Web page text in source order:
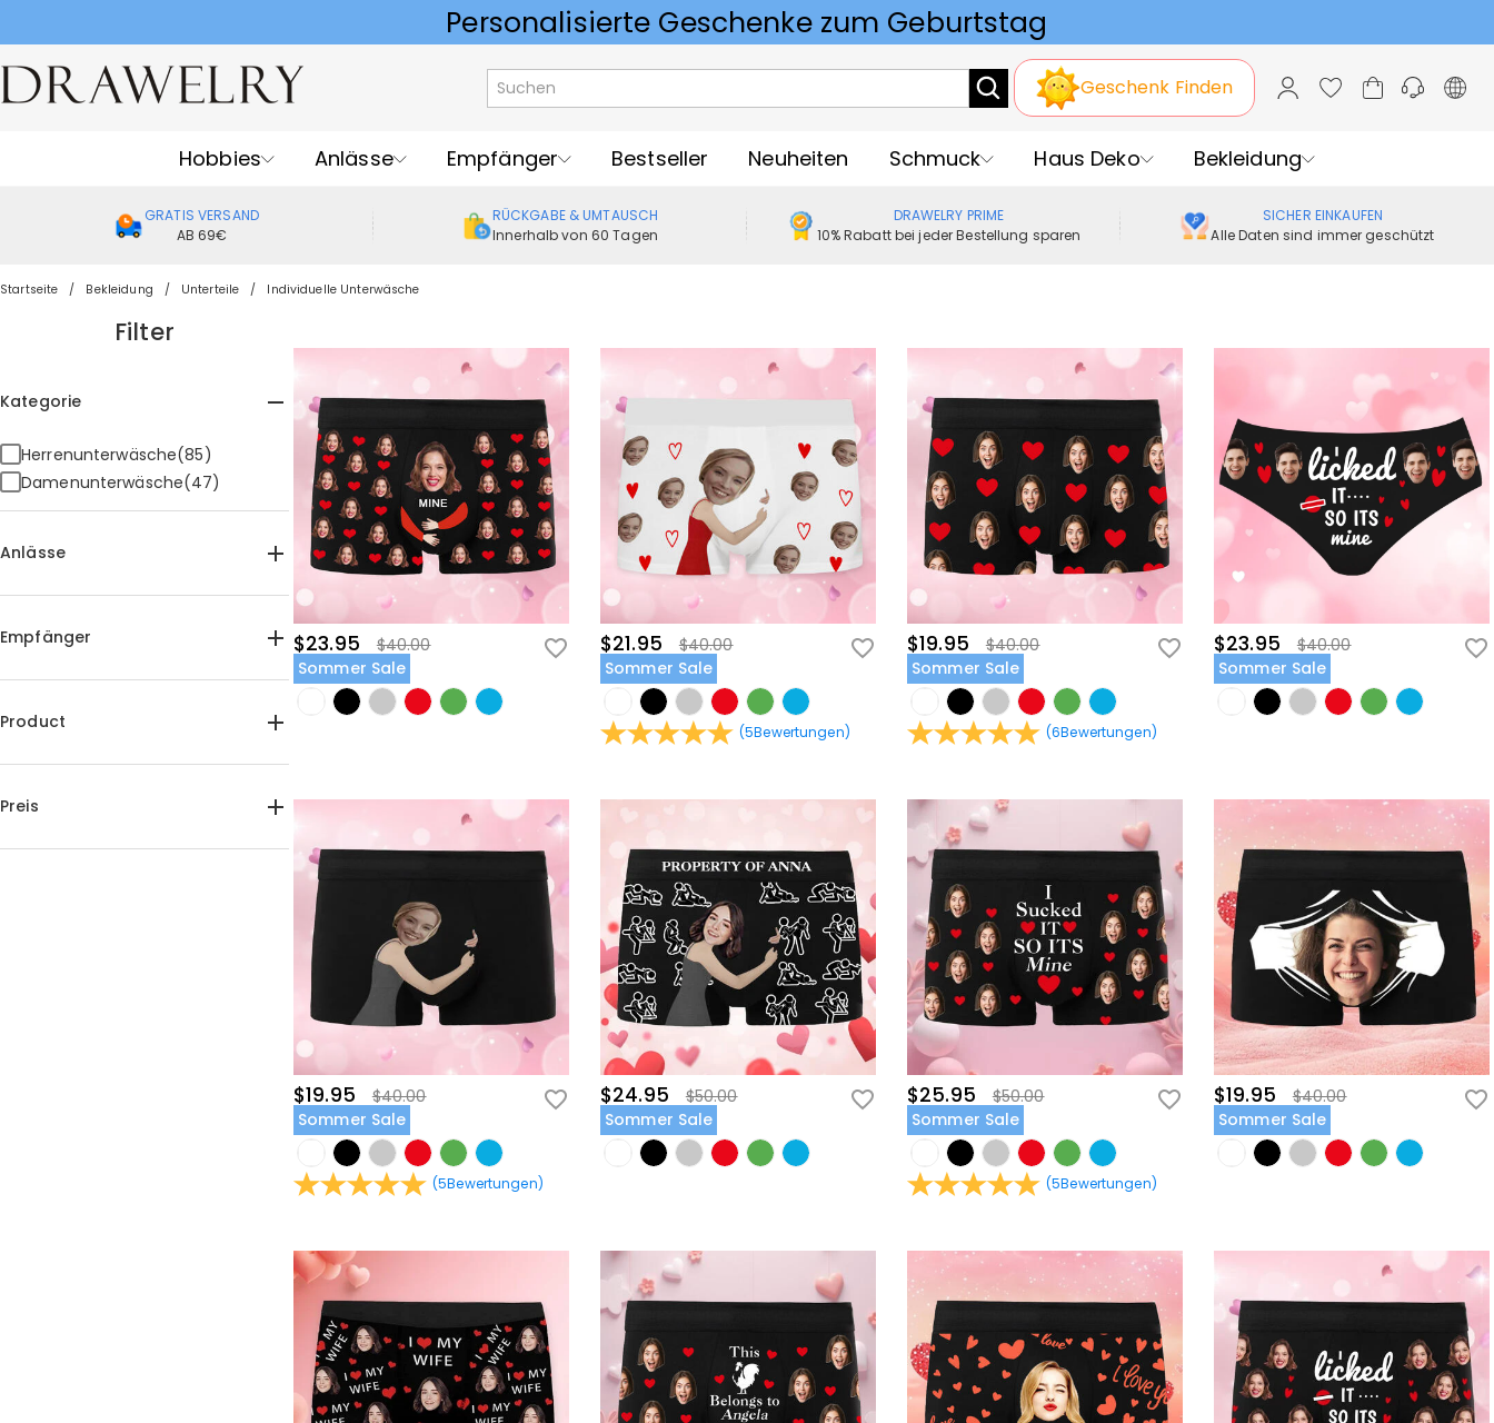
Vorlieben für Hochzeitsgeschenke
Geschenk Finden
Hobbies Anlässe Empfänger Bestseller Neuheiten Schmuck Haus Deko Bekleidung
GRATIS VERSAND
AB 69€
RÜCKGABE & UMTAUSCH
Innerhalb von 60 Tagen
DRAWELRY PRIME
10% Rabatt bei jeder Bestellung sparen
SICHER EINKAUFEN
Alle Daten sind immer geschützt
Startseite Bekleidung Unterteile Individuelle Unterwäsche
Filter
Kategorie
Herrenunterwäsche(85)
Damenunterwäsche(47)
Anlässe
Valentinstag(123)
Empfänger
Für Paare(119)
Product
Damenunterwäsche(43)
Preis
$23.95
$40.00
Sommer Sale
$21.95
$40.00
Sommer Sale
(5Bewertungen)
$19.95
$40.00
Sommer Sale
(6Bewertungen)
$23.95
$40.00
Sommer Sale
$19.95
$40.00
Sommer Sale
(5Bewertungen)
$24.95
$50.00
Sommer Sale
$25.95
$50.00
Sommer Sale
(5Bewertungen)
$19.95
$40.00
Sommer Sale